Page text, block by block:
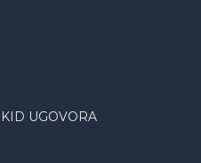
UGOVORA